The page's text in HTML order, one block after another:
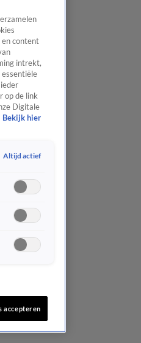
en content
intrekt,
op de link
Digitale
Bekijk hier
Altijd actief
accepteren